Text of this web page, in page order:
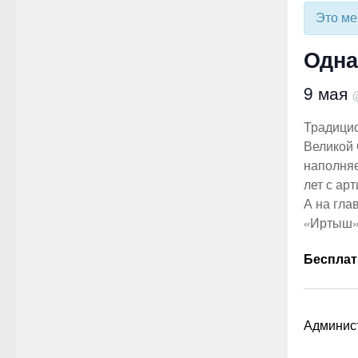
Это
9 мая
Великой
лет с
А на
«Иртыш»